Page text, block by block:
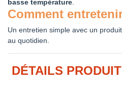
basse température
Comment
Un entretien simple avec un
au quotidien.
DÉTAILS PRODUIT